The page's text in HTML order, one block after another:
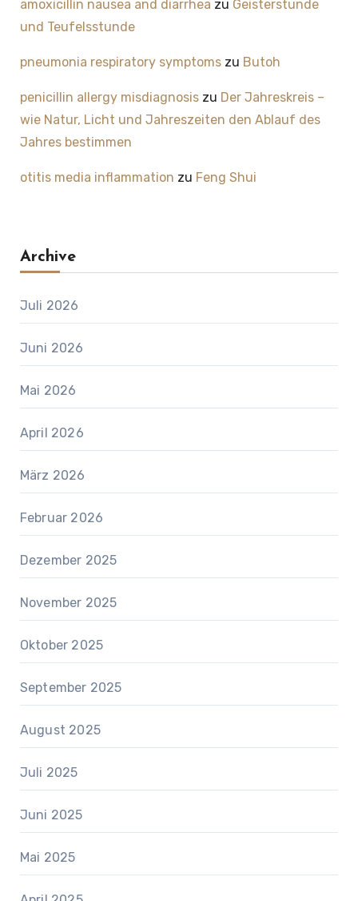
amoxicillin nausea and diarrhea zu Geisterstunde
und Teufelsstunde
pneumonia respiratory symptomszu Butoh
penicillin allergy misdiagnosiszu Der Jahreskreis –
wie Natur, Licht und Jahreszeiten den Ablauf des
Jahres bestimmen
otitis media inflammation zu Feng Shui
Archive
Juli 2026
Juni 2026
Mai 2026
April 2026
März 2026
Februar 2026
Dezember 2025
November 2025
Oktober 2025
September 2025
August 2025
Juli 2025
Juni 2025
Mai 2025